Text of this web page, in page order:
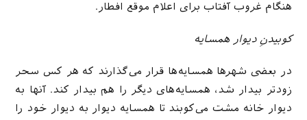
هنگام غروب آفتاب برای اعلام موقع افطار.
کوبیدنِ دیوار همسایه
در بعضی شهرها همسایه‌ها قرار می‌گذارند که هر کس سحر
زودتر بیدار شد، همسایه‌های دیگر را هم بیدار کند. آنها به
دیوار خانه مشت می‌کوبند تا همسایه دیوار به دیوار خود را